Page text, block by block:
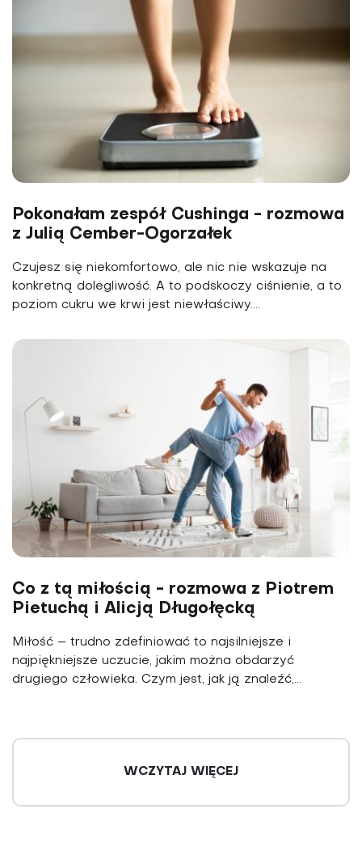
Pokonałam zespół Cushinga - rozmowa
z Julią Cember-Ogorzałek
Czujesz się niekomfortowo, ale nic nie wskazuje na
konkretną dolegliwość. A to podskoczy ciśnienie, a to
poziom cukru we krwi jest niewłaściwy....
Co z tą miłością - rozmowa z Piotrem
Pietuchą i Alicją Długołęcką
Miłość – trudno zdefiniować to najsilniejsze i
najpiękniejsze uczucie, jakim można obdarzyć
drugiego człowieka. Czym jest, jak ją znaleźć,...
WCZYTAJ WIĘCEJ